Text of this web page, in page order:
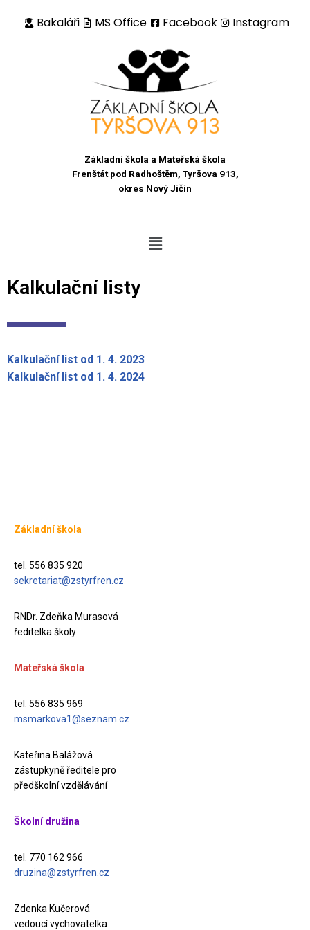
Bakaláři MS Office Facebook Instagram
Základní škola a Mateřská škola
Frenštát pod Radhoštěm, Tyršova 913,
okres Nový Jičín
Kalkulační listy
Kalkulační list od 1. 4. 2023
Kalkulační list od 1. 4. 2024
Základní škola
tel. 556 835 920
sekretariat@zstyrfren.cz
RNDr. Zdeňka Murasová
ředitelka školy
Mateřská škola
tel. 556 835 969
msmarkova1@seznam.cz
Kateřina Balážová
zástupkyně ředitele pro
předškolní vzdělávání
Školní družina
tel. 770 162 966
druzina@zstyrfren.cz
Zdenka Kučerová
vedoucí vychovatelka